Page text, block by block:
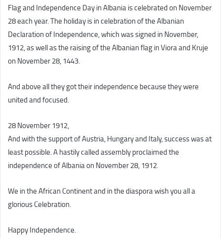
Flag and Independence Day in Albania is celebrated on November
28 each year. The holiday is in celebration of the Albanian
Declaration of Independence, which was signed in November,
1912, as well as the raising of the Albanian flag in Viora and Kruje
on November 28, 1443.
And above all they got their independence because they were
united and focused.
28 November 1912,
And with the support of Austria, Hungary and Italy, success was at
least possible. A hastily called assembly proclaimed the
independence of Albania on November 28, 1912.
We in the African Continent and in the diaspora wish you all a
glorious Celebration.
Happy Independence.